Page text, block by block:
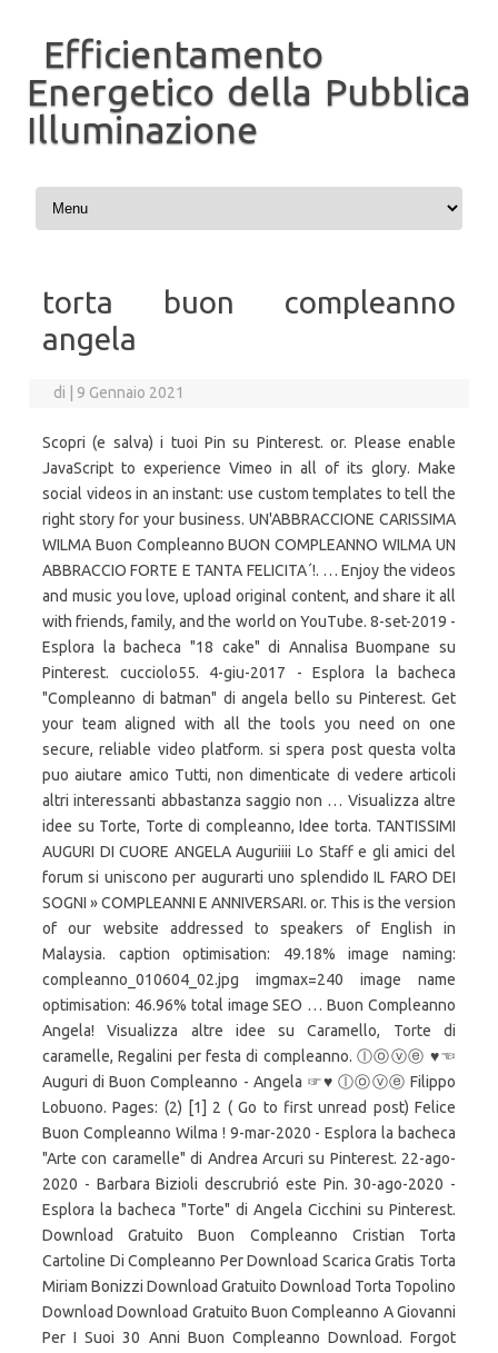
Efficientamento
Energetico della Pubblica
Illuminazione
Vai al contenuto
torta buon compleanno
angela
di 9 Gennaio 2021
Scopri (e salva) i tuoi Pin su Pinterest. or. Please enable
JavaScript to experience Vimeo in all of its glory. Make
social videos in an instant: use custom templates to tell the
right story for your business. UN'ABBRACCIONE CARISSIMA
WILMA Buon Compleanno BUON COMPLEANNO WILMA UN
ABBRACCIO FORTE E TANTA FELICITA´!. … Enjoy the videos
and music you love, upload original content, and share it all
with friends, family, and the world on YouTube. 8-set-2019 -
Esplora la bacheca "18 cake" di Annalisa Buompane su
Pinterest. cucciolo55. 4-giu-2017 - Esplora la bacheca
"Compleanno di batman" di angela bello su Pinterest. Get
your team aligned with all the tools you need on one
secure, reliable video platform. si spera post questa volta
puo aiutare amico Tutti, non dimenticate di vedere articoli
altri interessanti abbastanza saggio non … Visualizza altre
idee su Torte, Torte di compleanno, Idee torta. TANTISSIMI
AUGURI DI CUORE ANGELA Auguriiii Lo Staff e gli amici del
forum si uniscono per augurarti uno splendido IL FARO DEI
SOGNI » COMPLEANNI E ANNIVERSARI. or. This is the version
of our website addressed to speakers of English in
Malaysia. caption optimisation: 49.18% image naming:
compleanno_010604_02.jpg imgmax=240 image name
optimisation: 46.96% total image SEO … Buon Compleanno
Angela! Visualizza altre idee su Caramello, Torte di
caramelle, Regalini per festa di compleanno. ⓛⓞⓥⓔ ♥☜
Auguri di Buon Compleanno - Angela ☞♥ ⓛⓞⓥⓔ Filippo
Lobuono. Pages: (2) [1] 2 ( Go to first unread post) Felice
Buon Compleanno Wilma ! 9-mar-2020 - Esplora la bacheca
"Arte con caramelle" di Andrea Arcuri su Pinterest. 22-ago-
2020 - Barbara Bizioli descrubrió este Pin. 30-ago-2020 -
Esplora la bacheca "Torte" di Angela Cicchini su Pinterest.
Download Gratuito Buon Compleanno Cristian Torta
Cartoline Di Compleanno Per Download Scarica Gratis Torta
Miriam Bonizzi Download Gratuito Download Torta Topolino
Download Download Gratuito Buon Compleanno A Giovanni
Per I Suoi 30 Anni Buon Compleanno Download. Forgot